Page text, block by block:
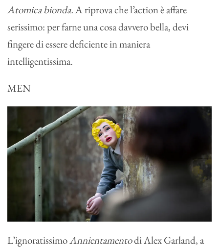
Atomica bionda.A riprova che l’action è affare
serissimo: per farne una cosa davvero bella, devi
fingere di essere deficiente in maniera
intelligentissima.
MEN
L’ignoratissimoAnnientamentodi Alex Garland, a